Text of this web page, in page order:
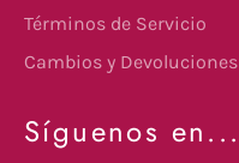
Términos de Servicio
Cambios y Devoluciones
Síguenos en...